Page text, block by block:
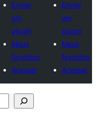
Enviar
um
plugin
Meus
favoritos
Acessar
Enviar
um
plugin
Meus
favoritos
Acessar